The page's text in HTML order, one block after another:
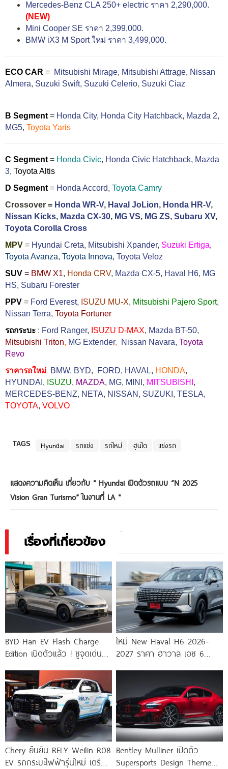
Mercedes-Benz CLA 250+ electric ราคา 2,290,000.
(NEW)
Mini Cooper SE ราคา 2,399,000.
BMW iX3 M Sport ใหม่ ราคา 3,499,000.
ECO CAR = Mitsubishi Mirage, Mitsubishi Attrage, Nissan
Almera, Suzuki Swift, Suzuki Celerio, Suzuki Ciaz
B Segment = Honda City, Honda City Hatchback, Mazda 2,
MG5, Toyota Yaris
C Segment= Honda Civic, Honda Civic Hatchback, Mazda
3, Toyota Altis
D Segment= Honda Accord, Toyota Camry
Crossover = Honda WR-V, Haval JoLion, Honda HR-V,
Nissan Kicks, Mazda CX-30, MG VS, MG ZS, Subaru XV,
Toyota Corolla Cross
MPV = Hyundai Creta, Mitsubishi Xpander, Suzuki Ertiga,
Toyota Avanza, Toyota Innova, Toyota Veloz
SUV = BMW X1, Honda CRV, Mazda CX-5, Haval H6, MG
HS, Subaru Forester
PPV = Ford Everest, ISUZU MU-X, Mitsubishi Pajero Sport,
Nissan Terra, Toyota Fortuner
รถกระบะ : Ford Ranger, ISUZU D-MAX, Mazda BT-50,
Mitsubishi Triton, MG Extender, Nissan Navara, Toyota
Revo
ราคารถใหม่ BMW, BYD, FORD, HAVAL, HONDA,
HYUNDAI , ISUZU, MAZDA, MG, MINI , MITSUBISHI ,
MERCEDES-BENZ, NETA, NISSAN , SUZUKI , TESLA,
TOYOTA, VOLVO
TAGS Hyundai รถแข่ง รถใหม่ ฮุนได แข่งรถ
แสดงความคิดเห็น เกี่ยวกับ " Hyundai เปิดตัวรถแบบ “N 2025
Vision Gran Turismo” ในงานที่ LA"
เรื่องที่เกี่ยวข้อง
BYD Han EV Flash Charge
Edition เปิดตัวแล้ว ! ชูจุดเด่น
ใหม่ New Haval H6 2026-
2027 ราคา ฮาวาล เอช 6
Chery ยืนยัน RELY Weilin R08
EV รถกระบะไฟฟ้ารุ่นใหม่ เตรียม
Bentley Mulliner เปิดตัว
Supersports Design Theme